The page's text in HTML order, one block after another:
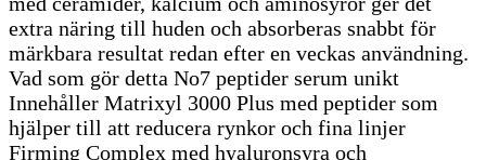
extra näring till huden och absorberas snabbt för
märkbara resultat redan efter en veckas användning.
Vad som gör detta No7 peptider serum unikt
Innehåller Matrixyl 3000 Plus med peptider som
hjälper till att reducera rynkor och fina linjer
Firming Complex med hyaluronsyra och